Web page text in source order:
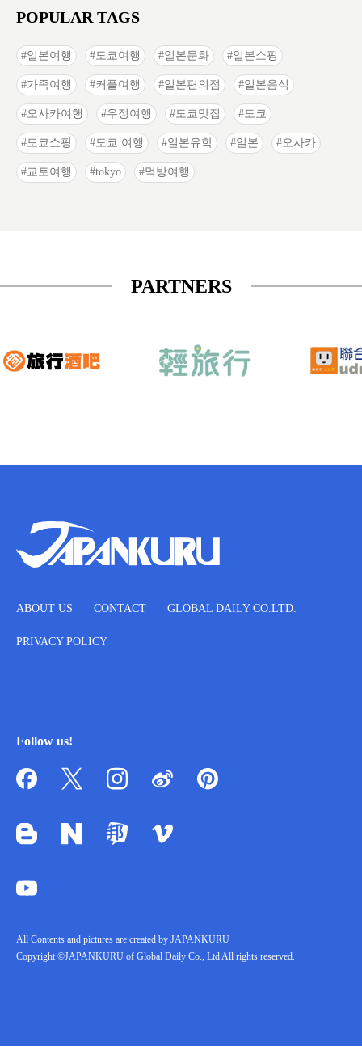
POPULAR TAGS
일본여행 도쿄여행 일본문화 일본쇼핑
가족여행 커플여행 일본편의점 일본음식
오사카여행 우정여행 도쿄맛집 도쿄
도쿄쇼핑 도쿄 여행 일본유학 일본 오사카
교토여행 tokyo 먹방여행
PARTNERS
ABOUT US CONTACT GLOBAL DAILY CO.LTD.
PRIVACY POLICY
Follow us!
All Contents and pictures are created by JAPANKURU
Copyright ©JAPANKURU of Global Daily Co., Ltd All rights reserved.